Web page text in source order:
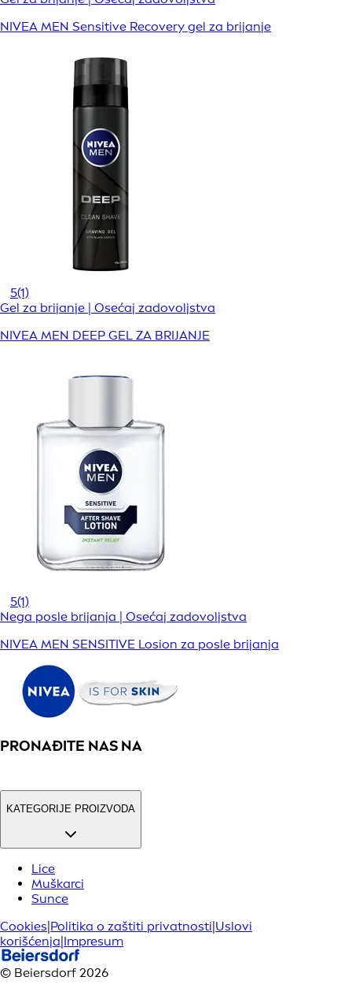
NIVEA MEN Sensitive Recovery gel za brijanje
5(1)
Gel za brijanje | Osećaj zadovoljstva
NIVEA MEN DEEP GEL ZA BRIJANJE
5(1)
Nega posle brijanja | Osećaj zadovoljstva
NIVEA MEN SENSITIVE Losion za posle brijanja
PRONAĐITE NAS NA
KATEGORIJE PROIZVODA
Lice
Muškarci
Sunce
Cookies Politika o zaštiti privatnosti Uslovi
korišćenja Impresum
© Beiersdorf 2026